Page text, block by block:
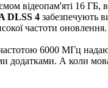
відеопам'яті 16 ГБ,
DLSS 4 забезпечують
частоти оновлення.
6000 МГц
додатками. А коли